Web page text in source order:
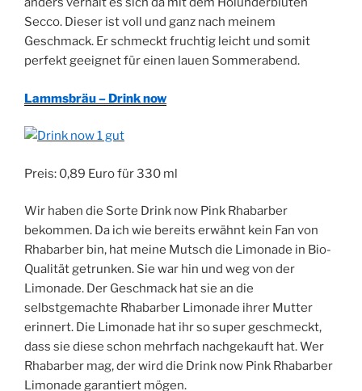
Secco. Dieser ist voll und ganz nach meinem
Geschmack. Er schmeckt fruchtig leicht und somit
perfekt geeignet für einen lauen Sommerabend.
Lammsbräu – Drink now
Preis: 0,89 Euro für 330 ml
Wir haben die Sorte Drink now Pink Rhabarber
bekommen. Da ich wie bereits erwähnt kein Fan von
Rhabarber bin, hat meine Mutsch die Limonade in Bio-
Qualität getrunken. Sie war hin und weg von der
Limonade. Der Geschmack hat sie an die
selbstgemachte Rhabarber Limonade ihrer Mutter
erinnert. Die Limonade hat ihr so super geschmeckt,
dass sie diese schon mehrfach nachgekauft hat. Wer
Rhabarber mag, der wird die Drink now Pink Rhabarber
Limonade garantiert mögen.